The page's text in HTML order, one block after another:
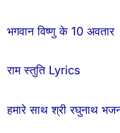
भगवान विष्णु के 10 अवतार
राम स्तुति Lyrics
हमारे साथ श्री रघुनाथ